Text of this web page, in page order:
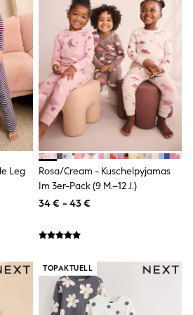
Short Sets
Hoodies
Leg
Rosa/Cream - Kuschelpyjamas
Im 3er-Pack (9 M.–12 J.)
34 € - 43 €
TOPAKTUELL